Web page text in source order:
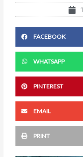
FACEBOOK
WHATSAPP
PINTEREST
EMAIL
PRINT